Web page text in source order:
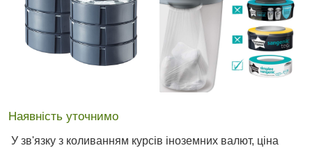
Наявність уточнимо
У зв'язку з коливанням курсів іноземних валют, ціна